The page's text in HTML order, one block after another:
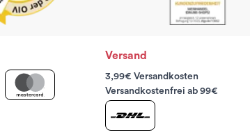
Versand
3,99€ Versandkosten
Versandkostenfrei ab 99€